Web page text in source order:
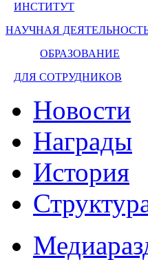
ИНСТИТУТ
НАУЧНАЯ
ОБРАЗОВАНИЕ
ДЛЯ СОТРУДНИКОВ
Новости
Награды
История